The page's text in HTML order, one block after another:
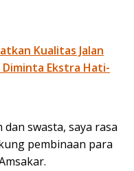
Kualitas Jalan
Diminta Ekstra Hati-
swasta, saya rasa
pembinaan para